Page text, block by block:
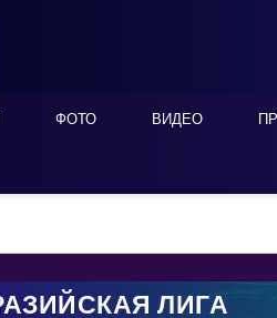
ФОТО ВИДЕО
ЛИГА